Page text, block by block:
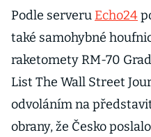
Podle serveru Echo24
také samohybné
raketomety RM-70
List The Wall Street
odvoláním na
obrany, že Česko